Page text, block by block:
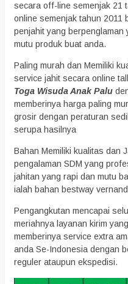
secara off-line semenjak 21
online semenjak tahun 2011
penjahit yang berpenglaman
mutu produk buat anda.
Paling murah dan Memiliki
service jahit secara online
Toga Wisuda Anak Palu
memberinya harga paling
grosir dengan peraturan
serupa hasilnya
Bahan Memiliki kualitas dan
pengalaman SDM yang
jahitan yang rapi dan mutu
ialah bahan bestway
Pengangkutan mencapai
meriahnya layanan kirim
memberinya service extra
anda Se-Indonesia dengan
reguler ataupun ekspedisi.